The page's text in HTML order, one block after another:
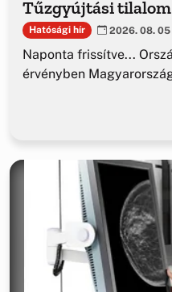
Tűzgyújtási tilalom
Hatósági hír 2026. 08. 05
Naponta frissítve...
érvényben